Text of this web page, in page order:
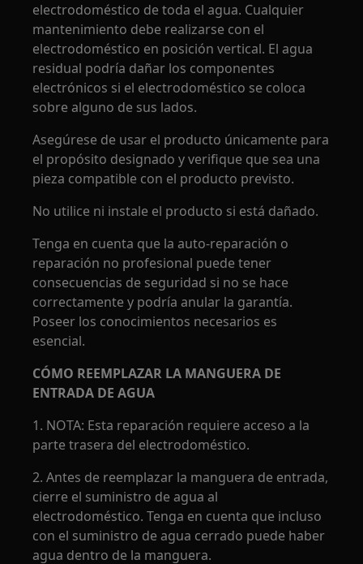
electrodoméstico de toda el agua. Cualquier
mantenimiento debe realizarse con el
electrodoméstico en posición vertical. El agua
residual podría dañar los componentes
electrónicos si el electrodoméstico se coloca
sobre alguno de sus lados.
Asegúrese de usar el producto únicamente para
el propósito designado y verifique que sea una
pieza compatible con el producto previsto.
No utilice ni instale el producto si está dañado.
Tenga en cuenta que la auto-reparación o
reparación no profesional puede tener
consecuencias de seguridad si no se hace
correctamente y podría anular la garantía.
Poseer los conocimientos necesarios es
esencial.
CÓMO REEMPLAZAR LA MANGUERA DE
ENTRADA DE AGUA
1. NOTA: Esta reparación requiere acceso a la
parte trasera del electrodoméstico.
2. Antes de reemplazar la manguera de entrada,
cierre el suministro de agua al
electrodoméstico. Tenga en cuenta que incluso
con el suministro de agua cerrado puede haber
agua dentro de la manguera.